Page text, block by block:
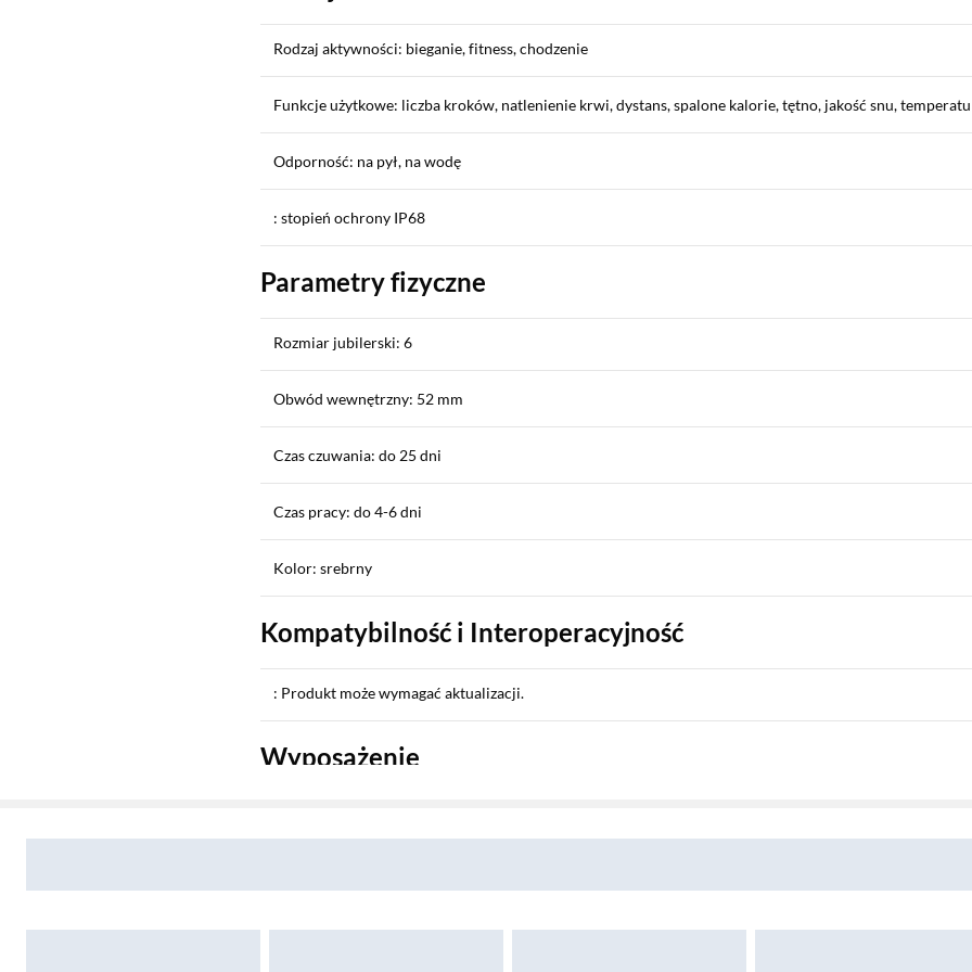
Rodzaj aktywności: bieganie, fitness, chodzenie
Funkcje użytkowe: liczba kroków, natlenienie krwi, dystans, spalone kalorie, tętno, jakość snu,
Odporność: na pył, na wodę
: stopień ochrony IP68
Parametry fizyczne
Rozmiar jubilerski: 6
Obwód wewnętrzny: 52 mm
Czas czuwania: do 25 dni
Czas pracy: do 4-6 dni
Kolor: srebrny
Kompatybilność i Interoperacyjność
: Produkt może wymagać aktualizacji.
Wyposażenie
Informacje o bezpieczeństwie: Pobierz